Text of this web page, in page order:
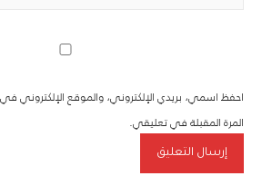
احفظ اسمي، بريدي الإلكتروني، والموقع الإلكتروني
المرة المقبلة في تعليقي.